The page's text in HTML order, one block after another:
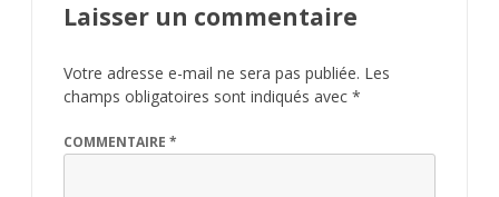
Laisser un commentaire
Votre adresse e-mail ne sera pas publiée. Les
champs obligatoires sont indiqués avec *
COMMENTAIRE *